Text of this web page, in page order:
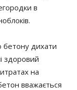
в
бетону дихати
здоровий
на
вважається